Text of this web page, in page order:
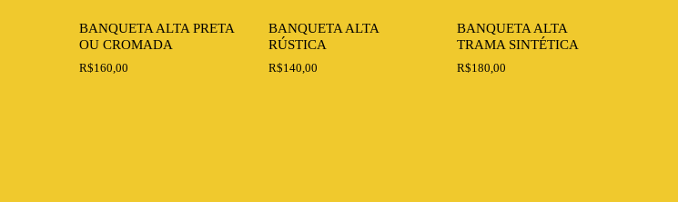
BANQUETA ALTA PRETA
OU CROMADA
R$160,00
BANQUETA ALTA
RÚSTICA
R$140,00
BANQUETA ALTA
TRAMA SINTÉTICA
R$180,00